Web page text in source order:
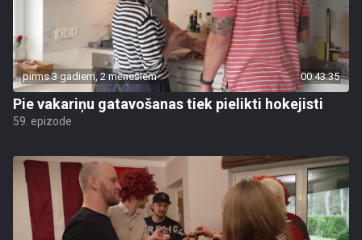
pirms 3 gadiem, 2 mēnešiem 00:43:35
Pie vakariņu gatavošanas tiek pielikti hokejisti
59. epizode